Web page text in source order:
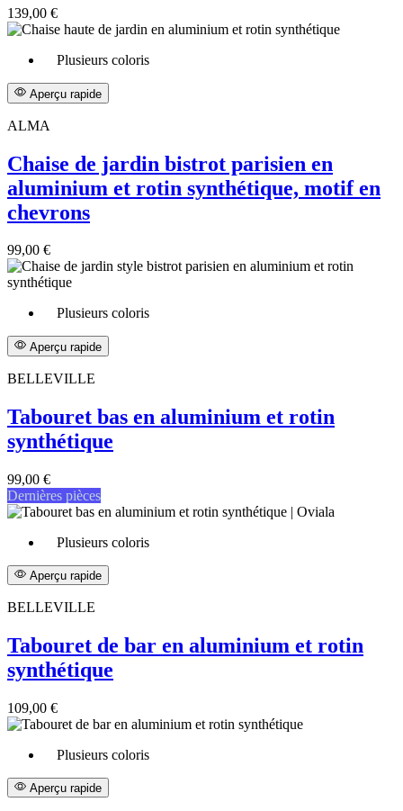
139,00 €
Plusieurs coloris
Aperçu rapide
ALMA
Chaise de jardin bistrot parisien en
aluminium et rotin synthétique, motif en
chevrons
99,00 €
Plusieurs coloris
Aperçu rapide
BELLEVILLE
Tabouret bas en aluminium et rotin
synthétique
99,00 €
Dernières pièces
Plusieurs coloris
Aperçu rapide
BELLEVILLE
Tabouret de bar en aluminium et rotin
synthétique
109,00 €
Plusieurs coloris
Aperçu rapide